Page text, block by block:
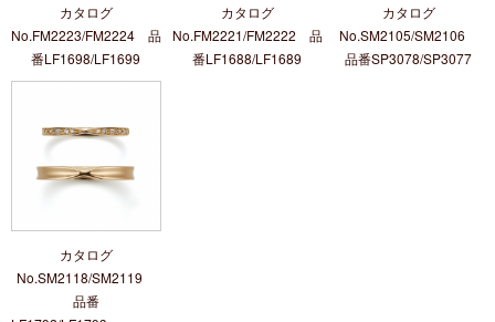
カタログ
No.FM2223/FM2224 品
番LF1698/LF1699
カタログ
No.FM2221/FM2222 品
番LF1688/LF1689
カタログ
No.SM2105/SM2106
品番SP3078/SP3077
カタログ
No.SM2118/SM2119
品番